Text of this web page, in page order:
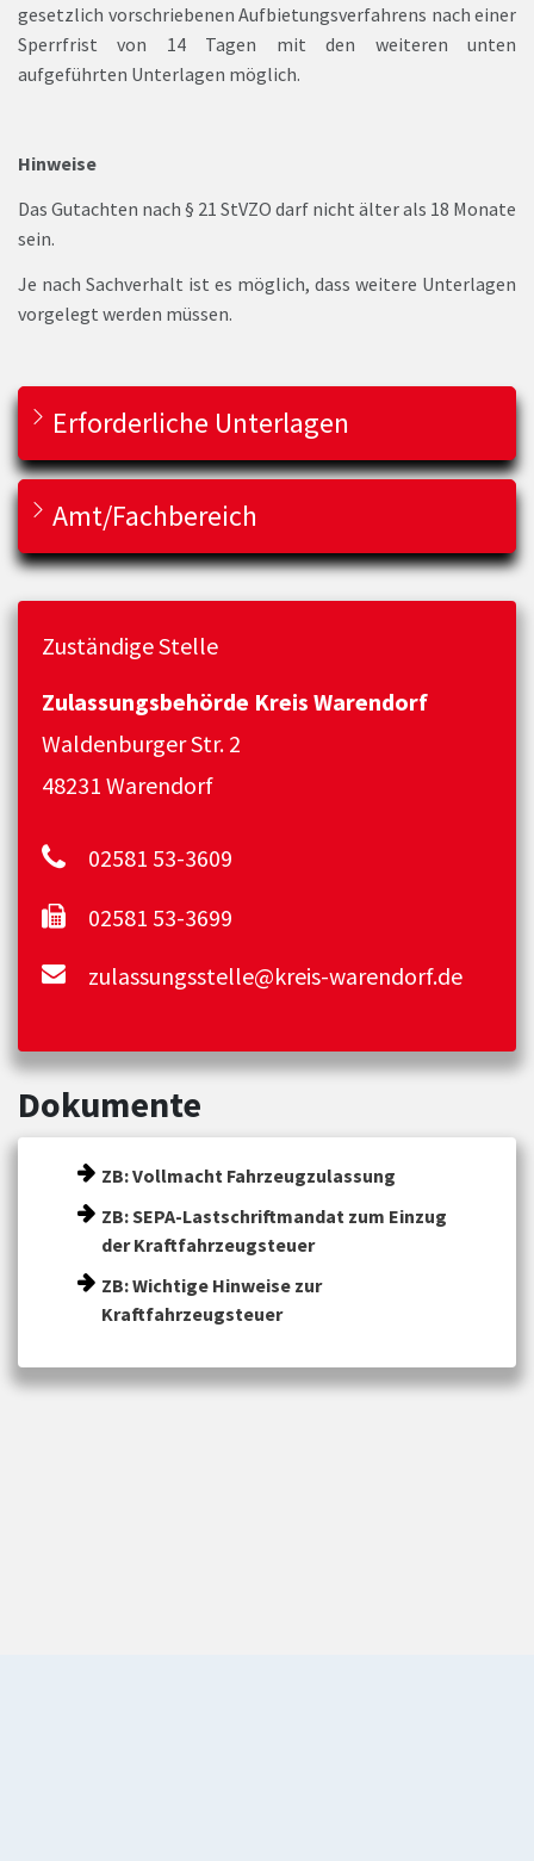
gesetzlich vorschriebenen Aufbietungsverfahrens nach einer
Sperrfrist von 14 Tagen mit den weiteren unten
aufgeführten Unterlagen möglich.
Hinweise
Das Gutachten nach § 21 StVZO darf nicht älter als 18 Monate
sein.
Je nach Sachverhalt ist es möglich, dass weitere Unterlagen
vorgelegt werden müssen.
Erforderliche Unterlagen
Amt/Fachbereich
Zuständige Stelle
Zulassungsbehörde Kreis Warendorf
Waldenburger Str. 2
48231 Warendorf
02581 53-3609
02581 53-3699
zulassungsstelle@kreis-warendorf.de
Dokumente
ZB: Vollmacht Fahrzeugzulassung
ZB: SEPA-Lastschriftmandat zum Einzug
der Kraftfahrzeugsteuer
ZB: Wichtige Hinweise zur
Kraftfahrzeugsteuer